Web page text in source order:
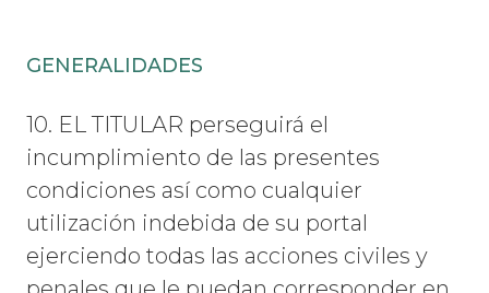
GENERALIDADES
10. EL TITULAR perseguirá el
incumplimiento de las presentes
condiciones así como cualquier
utilización indebida de su portal
ejerciendo todas las acciones civiles y